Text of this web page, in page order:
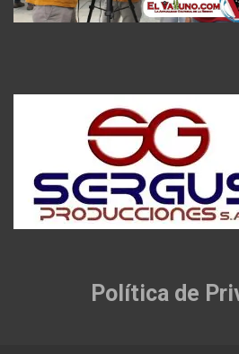
Política de